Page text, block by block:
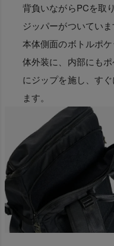
背負いながらPCを取
ジッパーがついていま
本体側面のボトルポ
体外装に、内部にも
にジップを施し、す
ます。